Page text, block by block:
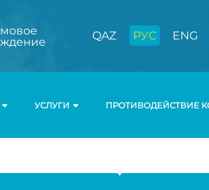
QAZ РУС ENG
УСЛУГИ ПРОТИВОДЕЙСТВИЕ